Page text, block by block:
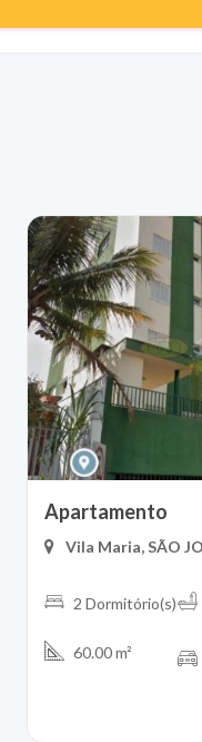
Apartamento
Vila Maria, SÃO
2 Dormitório(s)
60.00 m²